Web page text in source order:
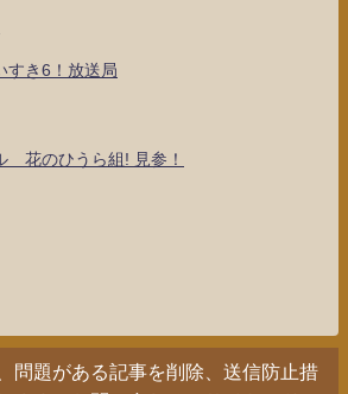
すき6！放送局
花のひうら組! 見参！
問題がある記事を削除、送信防止措